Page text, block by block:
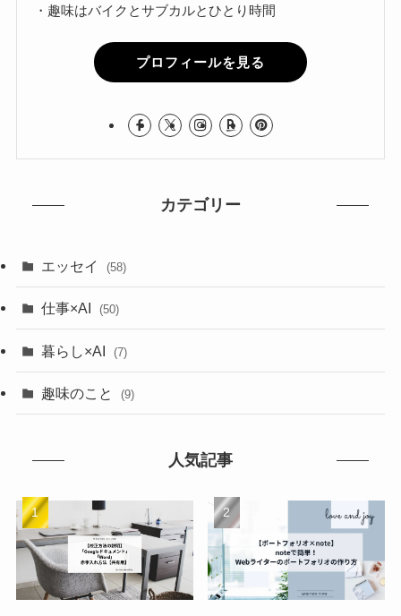
・趣味はバイクとサブカルとひとり時間
プロフィールを見る
カテゴリー
エッセイ (58)
仕事×AI (50)
暮らし×AI (7)
趣味のこと (9)
人気記事